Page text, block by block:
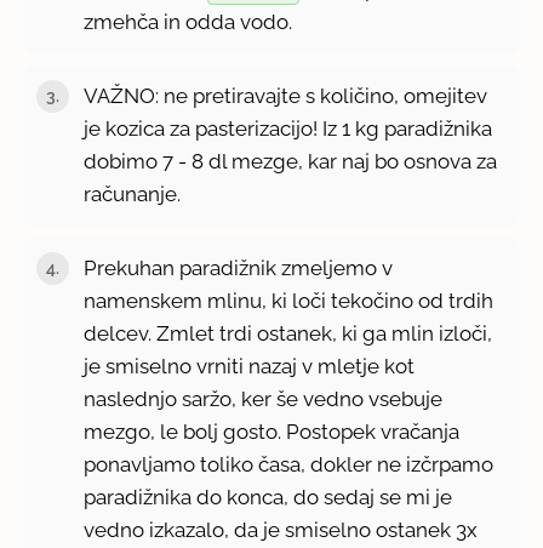
zmehča in odda vodo.
VAŽNO: ne pretiravajte s količino, omejitev
je kozica za pasterizacijo! Iz 1 kg paradižnika
dobimo 7 - 8 dl mezge, kar naj bo osnova za
računanje.
Prekuhan paradižnik zmeljemo v
namenskem mlinu, ki loči tekočino od trdih
delcev. Zmlet trdi ostanek, ki ga mlin izloči,
je smiselno vrniti nazaj v mletje kot
naslednjo saržo, ker še vedno vsebuje
mezgo, le bolj gosto. Postopek vračanja
ponavljamo toliko časa, dokler ne izčrpamo
paradižnika do konca, do sedaj se mi je
vedno izkazalo, da je smiselno ostanek 3x